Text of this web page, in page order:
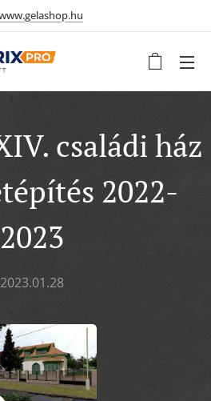
családi ház
2022-
2023
2023.01.28